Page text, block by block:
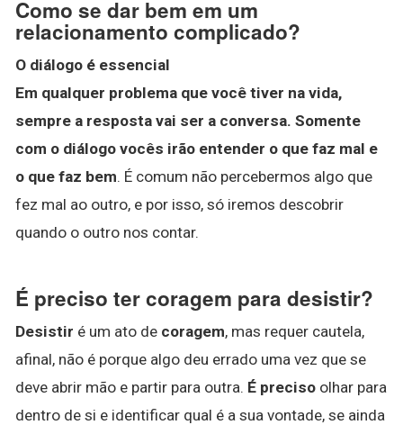
Como se dar bem em um
relacionamento complicado?
O diálogo é essencial
Em qualquer problema que você tiver na vida,
sempre a resposta vai ser a conversa. Somente
com o diálogo vocês irão entender o que faz mal e
o que faz bem. É comum não percebermos algo que
fez mal ao outro, e por isso, só iremos descobrir
quando o outro nos contar.
É preciso ter coragem para desistir?
Desistir é um ato de coragem, mas requer cautela,
afinal, não é porque algo deu errado uma vez que se
deve abrir mão e partir para outra. É preciso olhar para
dentro de si e identificar qual é a sua vontade, se ainda